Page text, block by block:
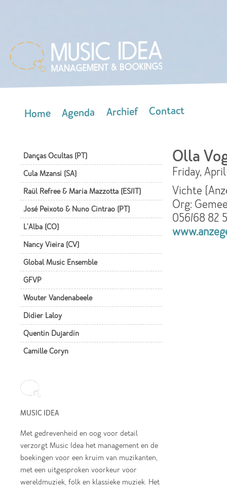
Home Agenda Archief Contact
Danças Ocultas (PT)
Cula Mzansi (SA)
Raül Refree & Maria Mazzotta (ES/IT)
José Peixoto & Nuno Cintrao (PT)
L'Alba (CO)
Nancy Vieira (CV)
Global Music Ensemble
GFVP
Wouter Vandenabeele
Didier Laloy
Quentin Dujardin
Camille Coryn
Olla
Friday,
Vichte
Org:
056/68 82
MUSIC IDEA
Met gedrevenheid en oog voor detail
verzorgt Music Idea het management en de
boekingen voor een kruim van muzikanten,
met een uitgesproken voorkeur voor
wereldmuziek, folk en klassieke muziek. Het